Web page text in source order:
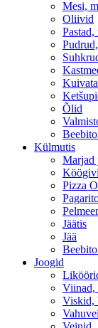
Mesi,
Oliivid
Õlid
Külmutis
Marjad
Pizza
Jäätis
Jää
Joogid
Viinad,
Viskid,